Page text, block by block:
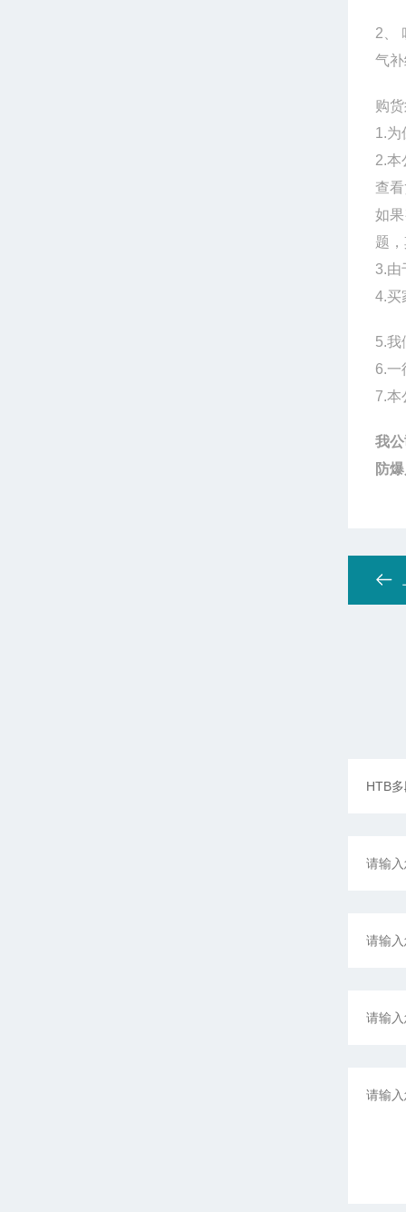
2、
气
购
1.为
2.本
查
如
题
3.由
4.买
5.我
6.一
7.本
我
防